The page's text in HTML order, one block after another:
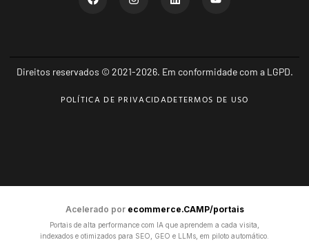
Direitos reservados © 2021-2026. Em conformidade com a LGPD.
POLÍTICA DE PRIVACIDADETERMOS DE USO
Acelerado por ecommerce.CAMP/portais
Portais de alta performance com IA que aprendem a cada visita,
indexados e otimizados para SEO, GEO e LLMs, em piloto automático.